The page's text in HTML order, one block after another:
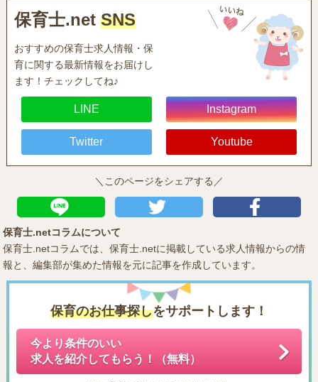
保育士.net SNS
おすすめの保育士求人情報・保
育に関する最新情報をお届けし
ます！チェックしてね♪
LINE Instagram
Twitter Youtube
＼このページをシェアする／
保育士.netコラムについて
保育士.netコラムでは、保育士.netに掲載している求人情報からの情
報と、編集部が集めた情報を元に記事を作成しています。
保育のお仕事探しをサポートします！
今より条件のいい
求人を紹介してもらう！（無料）